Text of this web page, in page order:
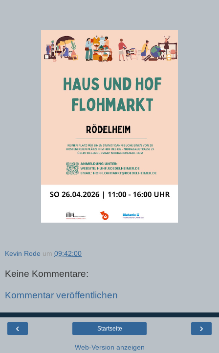
Kevin Rode um 09:42:00
Keine Kommentare:
Kommentar veröffentlichen
‹ ›
Startseite
Web-Version anzeigen